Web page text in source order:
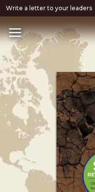
Write a letter to your leaders